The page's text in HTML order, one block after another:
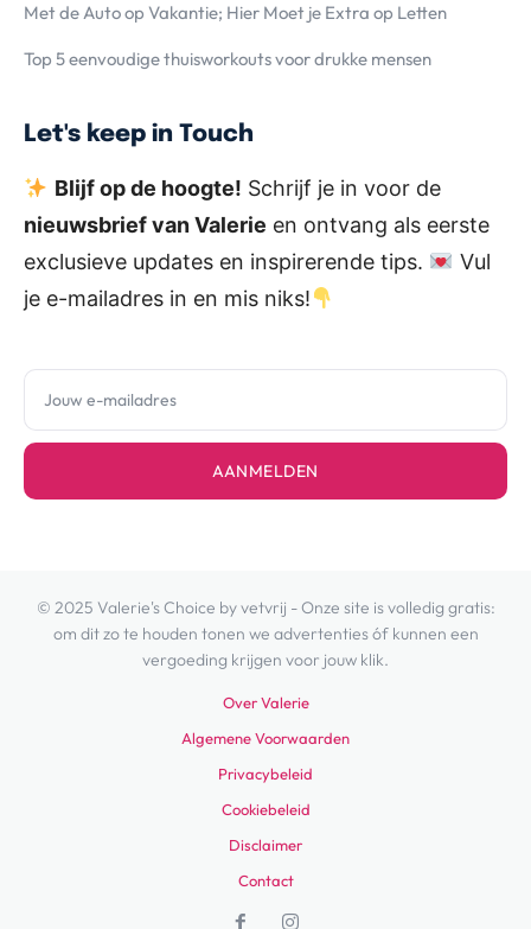
Met de Auto op Vakantie; Hier Moet je Extra op Letten
Top 5 eenvoudige thuisworkouts voor drukke mensen
Let's keep in Touch
Blijf op de hoogte! Schrijf je in voor de
nieuwsbrief van Valerie en ontvang als eerste
exclusieve updates en inspirerende tips.
Vul
je e-mailadres in en mis niks!
AANMELDEN
© 2025 Valerie's Choice by vetvrij - Onze site is volledig gratis:
om dit zo te houden tonen we advertenties óf kunnen een
vergoeding krijgen voor jouw klik.
Over Valerie
Algemene Voorwaarden
Privacybeleid
Cookiebeleid
Disclaimer
Contact